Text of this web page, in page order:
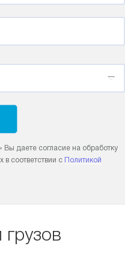
Вы даете согласие на обработку
соответствии с
Политикой